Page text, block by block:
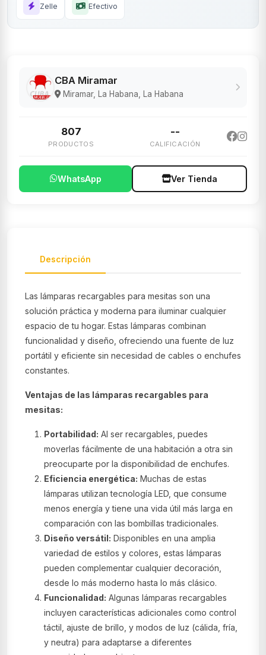
Zelle Efectivo
CBA Miramar
Miramar, La Habana, La Habana
807
PRODUCTOS
--
CALIFICACIÓN
WhatsApp Ver Tienda
Descripción
Las lámparas recargables para mesitas son una
solución práctica y moderna para iluminar cualquier
espacio de tu hogar. Estas lámparas combinan
funcionalidad y diseño, ofreciendo una fuente de luz
portátil y eficiente sin necesidad de cables o enchufes
constantes.
Ventajas de las lámparas recargables para
mesitas:
Portabilidad: Al ser recargables, puedes
moverlas fácilmente de una habitación a otra sin
preocuparte por la disponibilidad de enchufes.
Eficiencia energética: Muchas de estas
lámparas utilizan tecnología LED, que consume
menos energía y tiene una vida útil más larga en
comparación con las bombillas tradicionales.
Diseño versátil: Disponibles en una amplia
variedad de estilos y colores, estas lámparas
pueden complementar cualquier decoración,
desde lo más moderno hasta lo más clásico.
Funcionalidad: Algunas lámparas recargables
incluyen características adicionales como control
táctil, ajuste de brillo, y modos de luz (cálida, fría,
y neutra) para adaptarse a diferentes